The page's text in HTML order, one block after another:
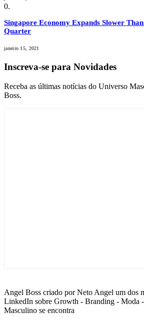
Singapore Economy Expands Slower
Quarter
janeiro 15, 2021
Inscreva-se para Novidades
Receba as últimas notícias do Universo
Boss.
Angel Boss criado por Neto Angel um dos
LinkedIn sobre Growth - Branding - Moda
Masculino se encontra